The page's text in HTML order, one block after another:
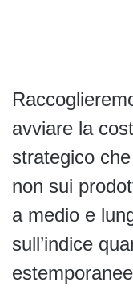
avviare la
strategico
non sui
a medio e
sull’indice